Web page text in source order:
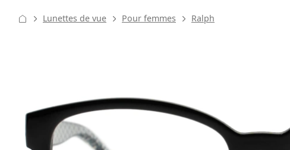
Lunettes de vue Pour femmes Ralph